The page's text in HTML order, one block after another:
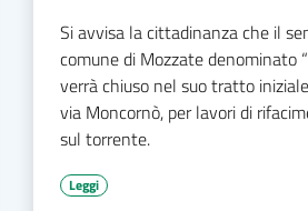
Si avvisa la cittadinanza che il
comune di Mozzate denominato
verrà chiuso nel suo tratto
via Moncornò, per lavori di
sul torrente.
Leggi